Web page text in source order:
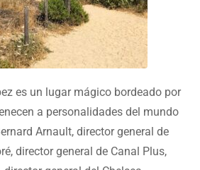
es un lugar mágico bordeado por
a personalidades del mundo
Arnault, director general de
director general de Canal Plus,